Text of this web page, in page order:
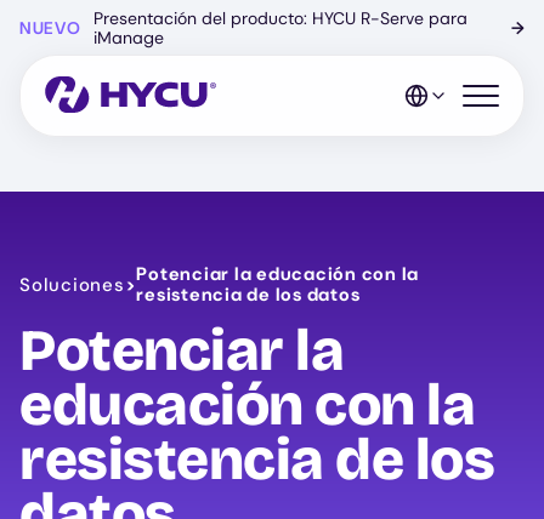
principal
NUEVO
Presentación del producto: HYCU R-Serve para
iManage
→
Abrir el
Soluciones >Potenciar la educación con la
resistencia de los datos
Potenciar la
educación con la
resistencia de los